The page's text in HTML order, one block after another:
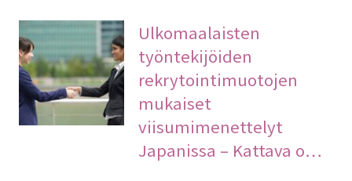
Ulkomaalaisten
työntekijöiden
rekrytointimuotojen
mukaiset
viisumimenettelyt
Japanissa – Kattava o…